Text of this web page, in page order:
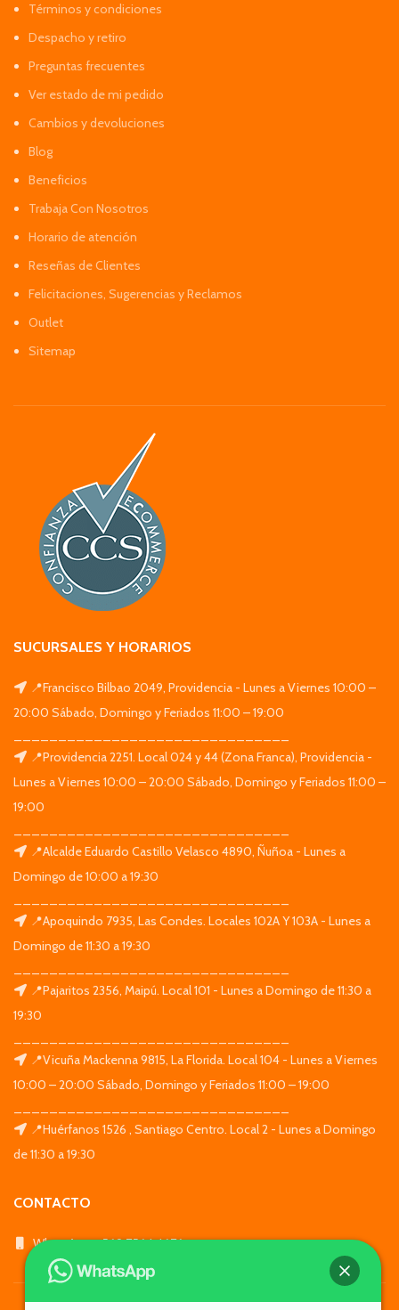
Términos y condiciones
Despacho y retiro
Preguntas frecuentes
Ver estado de mi pedido
Cambios y devoluciones
Blog
Beneficios
Trabaja Con Nosotros
Horario de atención
Reseñas de Clientes
Felicitaciones, Sugerencias y Reclamos
Outlet
Sitemap
SUCURSALES Y HORARIOS
📍Francisco Bilbao 2049, Providencia - Lunes a Viernes 10:00 –
20:00 Sábado, Domingo y Feriados 11:00 – 19:00
📍Providencia 2251. Local 024 y 44 (Zona Franca), Providencia -
Lunes a Viernes 10:00 – 20:00 Sábado, Domingo y Feriados 11:00 –
19:00
📍Alcalde Eduardo Castillo Velasco 4890, Ñuñoa - Lunes a
Domingo de 10:00 a 19:30
📍Apoquindo 7935, Las Condes. Locales 102A Y 103A - Lunes a
Domingo de 11:30 a 19:30
📍Pajaritos 2356, Maipú. Local 101 - Lunes a Domingo de 11:30 a
19:30
📍Vicuña Mackenna 9815, La Florida. Local 104 - Lunes a Viernes
10:00 – 20:00 Sábado, Domingo y Feriados 11:00 – 19:00
📍Huérfanos 1526 , Santiago Centro. Local 2 - Lunes a Domingo
de 11:30 a 19:30
CONTACTO
WhatsApp: +569 7564 4676